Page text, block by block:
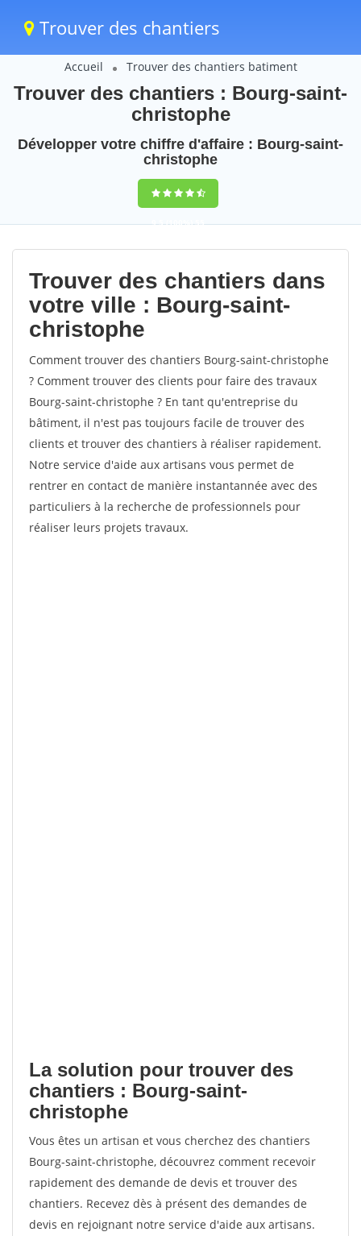
Trouver des chantiers
Accueil Trouver des chantiers batiment
Trouver des chantiers : Bourg-saint-
christophe
Développer votre chiffre d'affaire : Bourg-saint-
christophe
9,5(100%)55
votes
Trouver des chantiers dans
votre ville : Bourg-saint-
christophe
Comment trouver des chantiers Bourg-saint-christophe
? Comment trouver des clients pour faire des travaux
Bourg-saint-christophe ? En tant qu'entreprise du
bâtiment, il n'est pas toujours facile de trouver des
clients et trouver des chantiers à réaliser rapidement.
Notre service d'aide aux artisans vous permet de
rentrer en contact de manière instantannée avec des
particuliers à la recherche de professionnels pour
réaliser leurs projets travaux.
La solution pour trouver des
chantiers : Bourg-saint-
christophe
Vous êtes un artisan et vous cherchez des chantiers
Bourg-saint-christophe, découvrez comment recevoir
rapidement des demande de devis et trouver des
chantiers. Recevez dès à présent des demandes de
devis en rejoignant notre service d'aide aux artisans.